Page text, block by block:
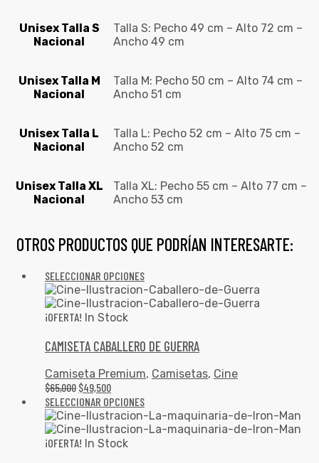
Unisex Talla S
Nacional
Talla S: Pecho 49 cm – Alto 72 cm –
Ancho 49 cm
Unisex Talla M
Nacional
Talla M: Pecho 50 cm – Alto 74 cm –
Ancho 51 cm
Unisex Talla L
Nacional
Talla L: Pecho 52 cm – Alto 75 cm –
Ancho 52 cm
Unisex Talla XL
Nacional
Talla XL: Pecho 55 cm – Alto 77 cm –
Ancho 53 cm
OTROS PRODUCTOS QUE PODRÍAN INTERESARTE:
SELECCIONAR OPCIONES
¡OFERTA! In Stock
CAMISETA CABALLERO DE GUERRA
Camiseta Premium, Camisetas, Cine
$65,000 $49,500
SELECCIONAR OPCIONES
¡OFERTA! In Stock